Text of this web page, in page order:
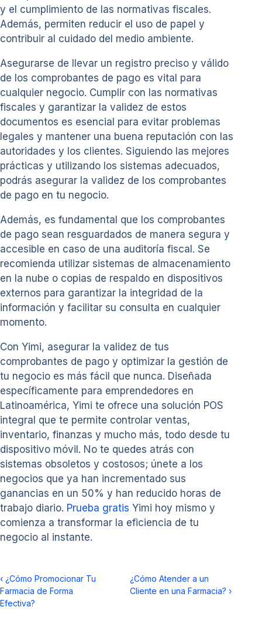
y el cumplimiento de las normativas fiscales.
Además, permiten reducir el uso de papel y
contribuir al cuidado del medio ambiente.
Asegurarse de llevar un registro preciso y válido
de los comprobantes de pago es vital para
cualquier negocio. Cumplir con las normativas
fiscales y garantizar la validez de estos
documentos es esencial para evitar problemas
legales y mantener una buena reputación con las
autoridades y los clientes. Siguiendo las mejores
prácticas y utilizando los sistemas adecuados,
podrás asegurar la validez de los comprobantes
de pago en tu negocio.
Además, es fundamental que los comprobantes
de pago sean resguardados de manera segura y
accesible en caso de una auditoría fiscal. Se
recomienda utilizar sistemas de almacenamiento
en la nube o copias de respaldo en dispositivos
externos para garantizar la integridad de la
información y facilitar su consulta en cualquier
momento.
Con Yimi, asegurar la validez de tus
comprobantes de pago y optimizar la gestión de
tu negocio es más fácil que nunca. Diseñada
específicamente para emprendedores en
Latinoamérica, Yimi te ofrece una solución POS
integral que te permite controlar ventas,
inventario, finanzas y mucho más, todo desde tu
dispositivo móvil. No te quedes atrás con
sistemas obsoletos y costosos; únete a los
negocios que ya han incrementado sus
ganancias en un 50% y han reducido horas de
trabajo diario. Prueba gratis Yimi hoy mismo y
comienza a transformar la eficiencia de tu
negocio al instante.
‹ ¿Cómo Promocionar Tu
Farmacia de Forma
Efectiva?
¿Cómo Atender a un
Cliente en una Farmacia? ›